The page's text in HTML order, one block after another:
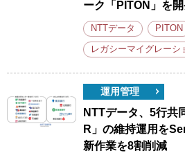
ーク「PITON」を
NTTデータ PITON
レガシーマイグレーシ
運用管理
NTTデータ、5行共
R」の維持運用を
新作業を8割削減